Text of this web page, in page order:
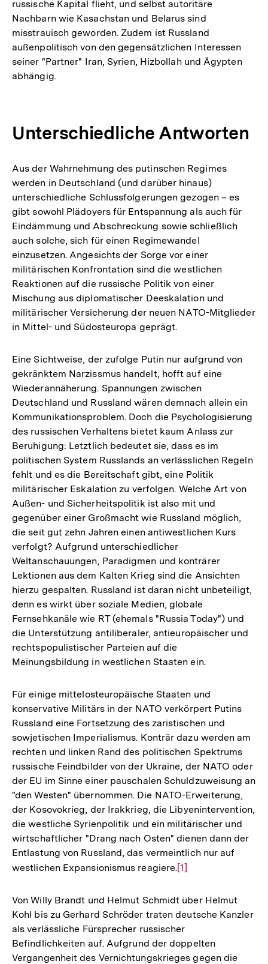
russische Kapital flieht, und selbst autoritäre
Nachbarn wie Kasachstan und Belarus sind
misstrauisch geworden. Zudem ist Russland
außenpolitisch von den gegensätzlichen Interessen
seiner "Partner" Iran, Syrien, Hizbollah und Ägypten
abhängig.
Unterschiedliche Antworten
Aus der Wahrnehmung des putinschen Regimes
werden in Deutschland (und darüber hinaus)
unterschiedliche Schlussfolgerungen gezogen – es
gibt sowohl Plädoyers für Entspannung als auch für
Eindämmung und Abschreckung sowie schließlich
auch solche, sich für einen Regimewandel
einzusetzen. Angesichts der Sorge vor einer
militärischen Konfrontation sind die westlichen
Reaktionen auf die russische Politik von einer
Mischung aus diplomatischer Deeskalation und
militärischer Versicherung der neuen NATO-Mitglieder
in Mittel- und Südosteuropa geprägt.
Eine Sichtweise, der zufolge Putin nur aufgrund von
gekränktem Narzissmus handelt, hofft auf eine
Wiederannäherung. Spannungen zwischen
Deutschland und Russland wären demnach allein ein
Kommunikationsproblem. Doch die Psychologisierung
des russischen Verhaltens bietet kaum Anlass zur
Beruhigung: Letztlich bedeutet sie, dass es im
politischen System Russlands an verlässlichen Regeln
fehlt und es die Bereitschaft gibt, eine Politik
militärischer Eskalation zu verfolgen. Welche Art von
Außen- und Sicherheitspolitik ist also mit und
gegenüber einer Großmacht wie Russland möglich,
die seit gut zehn Jahren einen antiwestlichen Kurs
verfolgt? Aufgrund unterschiedlicher
Weltanschauungen, Paradigmen und konträrer
Lektionen aus dem Kalten Krieg sind die Ansichten
hierzu gespalten. Russland ist daran nicht unbeteiligt,
denn es wirkt über soziale Medien, globale
Fernsehkanäle wie RT (ehemals "Russia Today") und
die Unterstützung antiliberaler, antieuropäischer und
rechtspopulistischer Parteien auf die
Meinungsbildung in westlichen Staaten ein.
Für einige mittelosteuropäische Staaten und
konservative Militärs in der NATO verkörpert Putins
Russland eine Fortsetzung des zaristischen und
sowjetischen Imperialismus. Konträr dazu werden am
rechten und linken Rand des politischen Spektrums
russische Feindbilder von der Ukraine, der NATO oder
der EU im Sinne einer pauschalen Schuldzuweisung an
"den Westen" übernommen. Die NATO-Erweiterung,
der Kosovokrieg, der Irakkrieg, die Libyenintervention,
die westliche Syrienpolitik und ein militärischer und
wirtschaftlicher "Drang nach Osten" dienen dann der
Entlastung von Russland, das vermeintlich nur auf
westlichen Expansionismus reagiere.Zur
der
Fußnote
[1]
Von Willy Brandt und Helmut Schmidt über Helmut
Kohl bis zu Gerhard Schröder traten deutsche Kanzler
als verlässliche Fürsprecher russischer
Befindlichkeiten auf. Aufgrund der doppelten
Vergangenheit des Vernichtungskrieges gegen die